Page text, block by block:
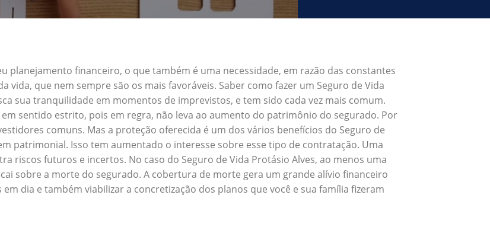
planejamento financeiro, o que também é uma necessidade, em razão das constantes
vida, que nem sempre são os mais favoráveis. Saber como fazer um Seguro de Vida
sua tranquilidade em momentos de imprevistos, e tem sido cada vez mais comum.
sentido estrito, pois em regra, não leva ao aumento do patrimônio do segurado. Por
comuns. Mas a proteção oferecida é um dos vários benefícios do Seguro de
patrimonial. Isso tem aumentado o interesse sobre esse tipo de contratação. Uma
riscos futuros e incertos. No caso do Seguro de Vida Protásio Alves, ao menos uma
sobre a morte do segurado. A cobertura de morte gera um grande alívio financeiro
dia e também viabilizar a concretização dos planos que você e sua família fizeram